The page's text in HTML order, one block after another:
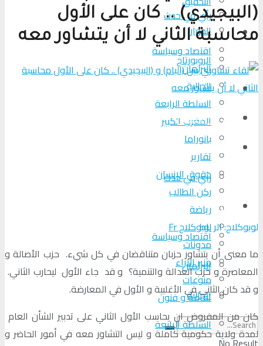
رأي في حدث
المزيد
اقتصاد وسياسة
البرلمان
الجالية
السلطة الرابعة
المغرب الكبير
بانوراما
تقارير
حقوق الإنسان
ركن الطالب
رياضة
لوبوكلاج Fr
مدونات
منبر الآراء
منوعات
ثقافة و فنون
الحوار
الروبورتاج
تحلیل الأحداث
من عين المكان
لوبوكلاج TV
رأي في حدث
المزيد
اقتصاد وسياسة
البرلمان
الجالية
السلطة الرابعة
(البيجيدي) .. كان على الأول
محاسبة الثاني لا أن يتشاور معه
لوبوكلاج: الر باط
ما معنى أن يتشاور حزبان متناقضان في كل شيء. حزب الأصالة و
المعاصرة و حزب العدالة والتنمية؟ و قد جاء الأول ليحارب الثاني.
و قد كان الثاني في الأغلبية و الأول في المعارضة.
كان من المفروض ان يحاسب الأول الثاني على تدبير الشأن العام
لمدة ولاية حكومية كاملة و ليس التشاور معه في أمور الحاضر و